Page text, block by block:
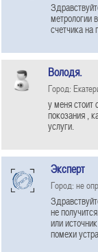
метрологии
счетчика на
Володя.
Город:
у меня стоит
покозания ,
услуги.
Эксперт
Город: не
не
или
помехи